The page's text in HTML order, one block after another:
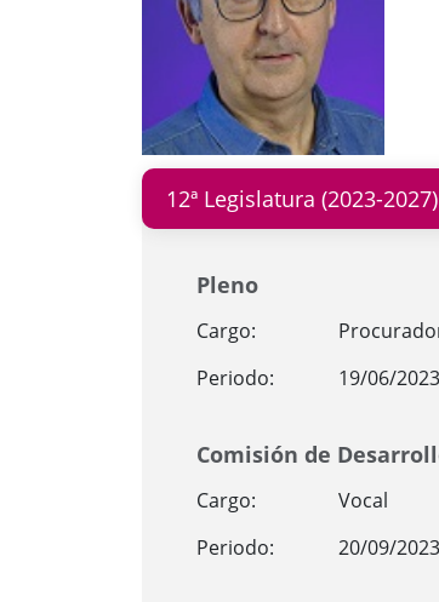
12ª Legislatura (2023-2027)
Pleno
Cargo:
Periodo:
19/06/
Comisión de
Cargo:
Vocal
Periodo:
20/09/